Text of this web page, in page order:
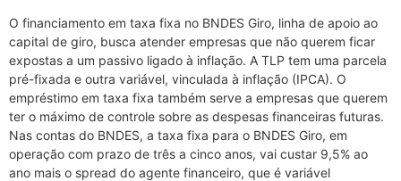
O financiamento em taxa fixa no BNDES Giro, linha de apoio ao
capital de giro, busca atender empresas que não querem ficar
expostas a um passivo ligado à inflação. A TLP tem uma parcela
pré-fixada e outra variável, vinculada à inflação (IPCA). O
empréstimo em taxa fixa também serve a empresas que querem
ter o máximo de controle sobre as despesas financeiras futuras.
Nas contas do BNDES, a taxa fixa para o BNDES Giro, em
operação com prazo de três a cinco anos, vai custar 9,5% ao
ano mais o spread do agente financeiro, que é variável